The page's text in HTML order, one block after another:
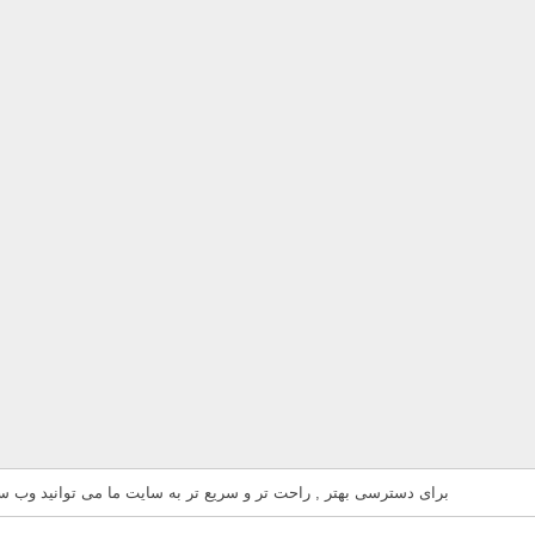
برای دسترسی بهتر , راحت تر و سریع تر به سایت ما می توانید وب